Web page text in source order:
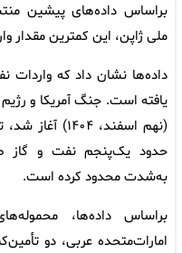
براساس داده‌های پیشین
ملی ژاپن، این کمترین مقدار واردات از نوامبر
(نهم اسفند،
حدود یک‌پنجم نفت و گاز
به‌شدت محدود کرده است.
براساس داده‌ها،
امارات‌متحده عربی، دو